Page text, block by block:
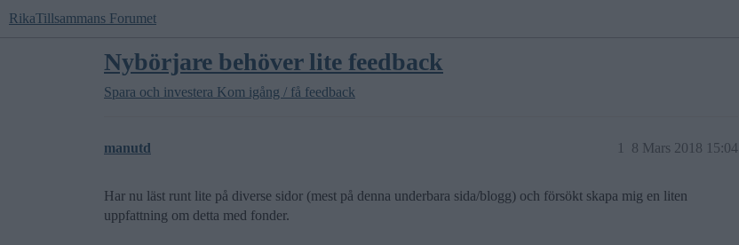
RikaTillsammans Forumet
Nybörjare behöver lite feedback
Spara och investera Kom igång / få feedback
manutd 8 Mars 2018 15:04
1
Har nu läst runt lite på diverse sidor (mest på denna underbara sida/blogg) och försökt skapa mig en liten
uppfattning om detta med fonder.